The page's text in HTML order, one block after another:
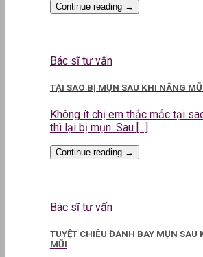
Continue reading →
Bác sĩ tư vấn
TẠI SAO BỊ MỤN SAU KHI NÂNG
Không ít chị em thắc mắc tại
thì lại bị mụn. Sau [...]
Continue reading →
Bác sĩ tư vấn
TUYỆT CHIÊU ĐÁNH BAY MỤN SAU
MŨI